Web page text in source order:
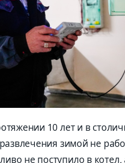
10 лет и в
зимой не
не поступило в котел,